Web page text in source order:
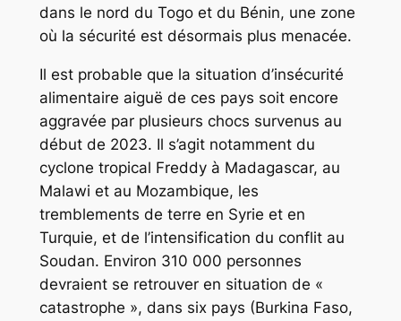
dans le nord du Togo et du Bénin, une zone
où la sécurité est désormais plus menacée.
Il est probable que la situation d’insécurité
alimentaire aiguë de ces pays soit encore
aggravée par plusieurs chocs survenus au
début de 2023. Il s’agit notamment du
cyclone tropical Freddy à Madagascar, au
Malawi et au Mozambique, les
tremblements de terre en Syrie et en
Turquie, et de l’intensification du conflit au
Soudan. Environ 310 000 personnes
devraient se retrouver en situation de «
catastrophe », dans six pays (Burkina Faso,